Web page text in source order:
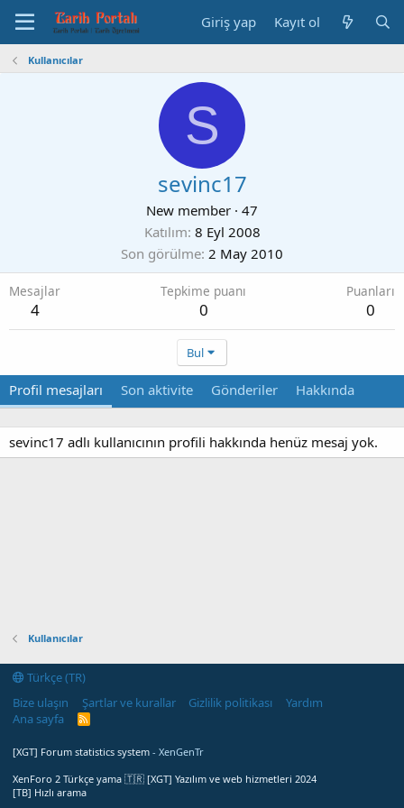
Giriş yap Kayıt ol
Kullanıcılar
S
sevinc17
New member · 47
Katılım 8 Eyl 2008
Son görülme 2 May 2010
Mesajlar
4
Tepkime puanı
0
Puanları
0
Bul
Profil mesajları Son aktivite Gönderiler Hakkında
sevinc17 adlı kullanıcının profili hakkında henüz mesaj yok.
Kullanıcılar
Türkçe (TR)
Bize ulaşın
Şartlar ve kurallar Gizlilik politikası
Yardım
Ana sayfa
R
[XGT] Forum statistics system - XenGenTr
XenForo 2 Türkçe yama 🇹🇷 [XGT] Yazılım ve web hizmetleri 2024
[TB] Hızlı arama